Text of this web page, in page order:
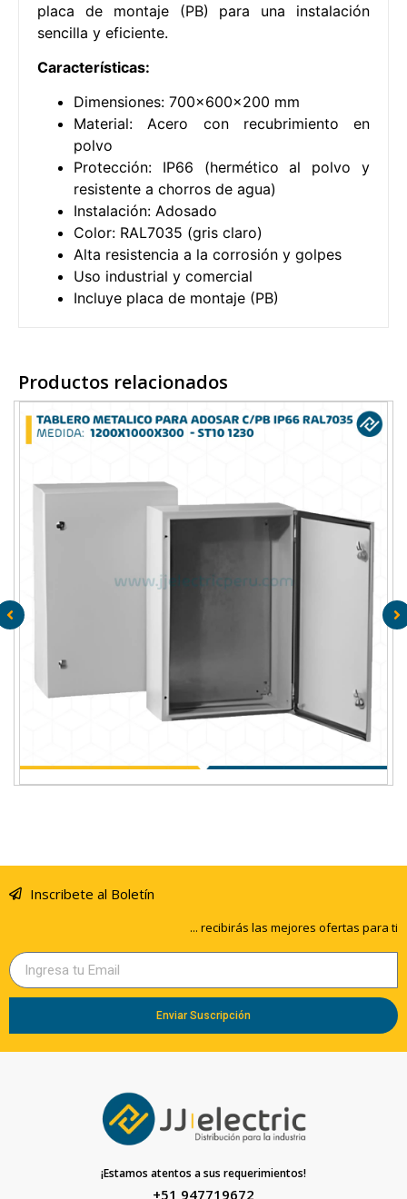
placa de montaje (PB) para una instalación
sencilla y eficiente.
Características:
Dimensiones: 700x600x200 mm
Material: Acero con recubrimiento en
polvo
Protección: IP66 (hermético al polvo y
resistente a chorros de agua)
Instalación: Adosado
Color: RAL7035 (gris claro)
Alta resistencia a la corrosión y golpes
Uso industrial y comercial
Incluye placa de montaje (PB)
Productos relacionados
TABLERO METALICO PARA ADOSAR DE 1200X1000X300 MM
Inscribete al Boletín
... recibirás las mejores ofertas para ti
Enviar Suscripción
¡Estamos atentos a sus requerimientos!
+51 947719672